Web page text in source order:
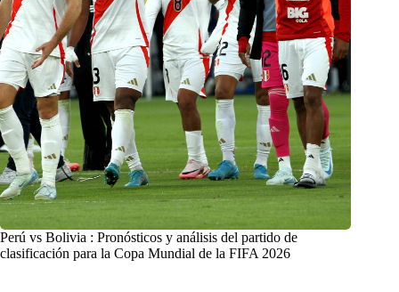
Perú vs Bolivia : Pronósticos y análisis del partido de
clasificación para la Copa Mundial de la FIFA 2026